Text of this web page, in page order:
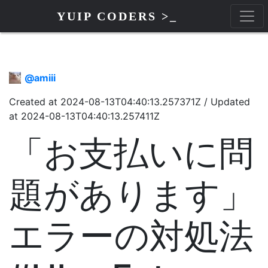
YUIP CODERS >_
@amiii
Created at 2024-08-13T04:40:13.257371Z / Updated
at 2024-08-13T04:40:13.257411Z
「お支払いに問
題があります」
エラーの対処法